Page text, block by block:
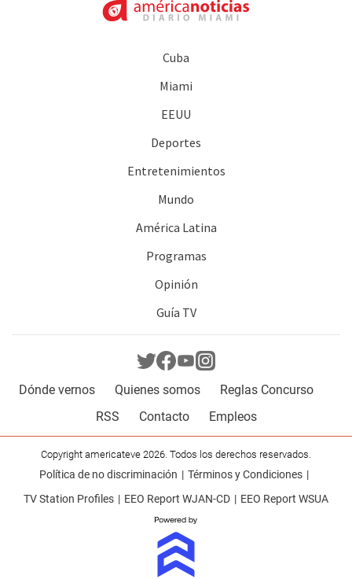
Cuba
Miami
EEUU
Deportes
Entretenimientos
Mundo
América Latina
Programas
Opinión
Guía TV
Dónde vernos Quienes somos
Reglas Concurso
RSS
Contacto Empleos
Copyright americateve 2026. Todos los derechos reservados.
Política de no discriminación
Términos y Condiciones
TV Station Profiles
EEO Report WJAN-CD EEO Report WSUA